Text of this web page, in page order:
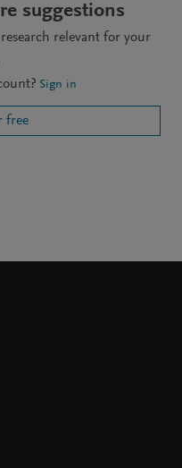
suggestions
relevant for your
Sign in
free